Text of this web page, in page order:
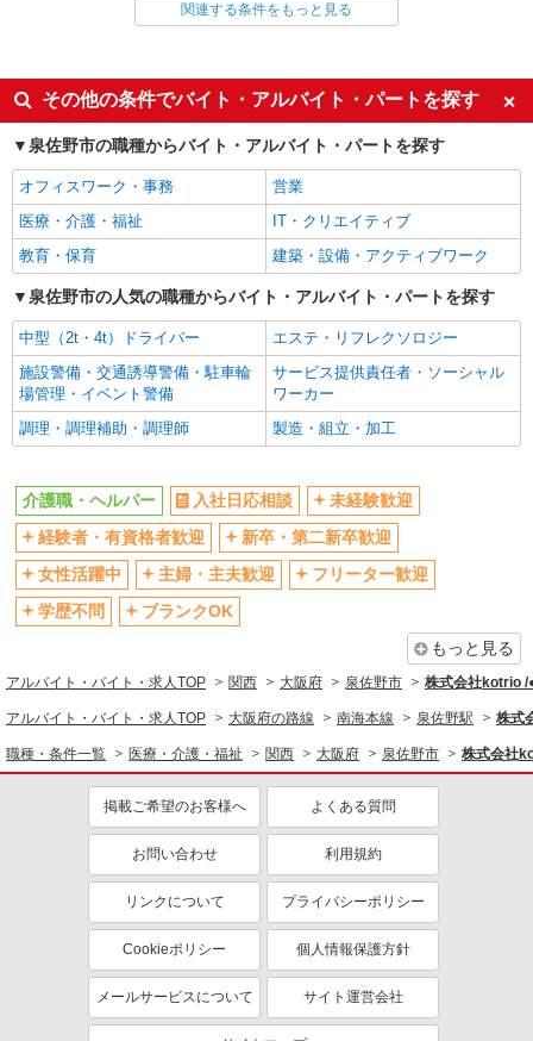
同じ雇用形態から泉佐野駅の求人を探す
同じ特徴から泉佐野駅の求人を探す
入社日応相談
未経験歓迎
経験者・有資格者歓迎
新卒・第二新卒歓迎
女性活躍中
主婦・主夫歓迎
フリーター歓迎
学歴不問
ブランクOK
ミドル（40代～）活躍中
エルダー（50代～）活躍中
シニア（60代～）活躍中
高収入・高額
ボーナス・賞与あり
昇給あり
完全週休2日制
フルタイム歓迎
禁煙・分煙
駅直結・駅チカ
車通勤OK
残業少なめ（月20h未満）
交通費支給
社会保険あり
産休・育休取得実績あり
退職金・財形貯蓄制度あり
各種手当（家族・役職・インセン
資格取得支援制度あり
同じ職種から求人を探す
医療・介護・福祉
介護職・ヘルパー
同じ特徴から求人を探す
未経験歓迎
ミドル（40代～）活躍中
ボーナス・賞与あり
車通勤OK
社会保険あり
産休・育休取得実績あり
関連する条件をもっと見る
その他の条件でバイト・アルバイト・パートを探す
泉佐野市の職種からバイト・アルバイト・パートを探す
オフィスワーク・事務
営業
医療・介護・福祉
IT・クリエイティブ
教育・保育
建築・設備・アクティブワーク
泉佐野市の人気の職種からバイト・アルバイト・パートを探す
中型（2t・4t）ドライバー
エステ・リフレクソロジー
施設警備・交通誘導警備・駐車輪
場管理・イベント警備
サービス提供責任者・ソーシャル
ワーカー
調理・調理補助・調理師
製造・組立・加工
介護職・ヘルパー 入社日応相談
未経験歓迎
経験者・有資格者歓迎
新卒・第二新卒歓迎
女性活躍中
主婦・主夫歓迎
フリーター歓迎
学歴不問
ブランクOK
もっと見る
アルバイト・バイト・求人TOP 関西 大阪府 泉佐野市 株式会社kotrio /
アルバイト・バイト・求人TOP 大阪府の路線 南海本線 泉佐野駅 株式
職種・条件一覧 医療・介護・福祉 関西 大阪府 泉佐野市 株式会社
掲載ご希望のお客様へ よくある質問
お問い合わせ 利用規約
リンクについて プライバシーポリシー
Cookieポリシー 個人情報保護方針
メールサービスについて サイト運営会社